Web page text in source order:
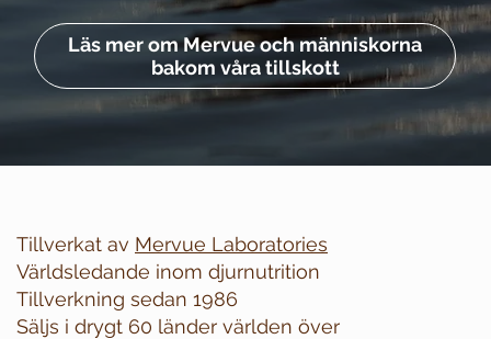
Läs mer om Mervue och människorna
bakom våra tillskott
Tillverkat av Mervue Laboratories
Världsledande inom djurnutrition
Tillverkning sedan 1986
Säljs i drygt 60 länder världen över